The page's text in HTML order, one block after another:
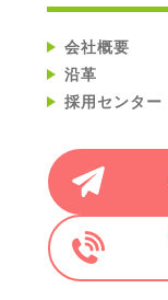
会社概要
沿革
採用センター